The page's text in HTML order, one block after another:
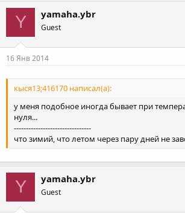
Y yamaha.ybr
Guest
16 Янв 2014
кыся13;416170 написал(а):
у меня подобное иногда бывает при
нуля...
--------------------------------
что зимий, что летом через пару дней не
Y yamaha.ybr
Guest